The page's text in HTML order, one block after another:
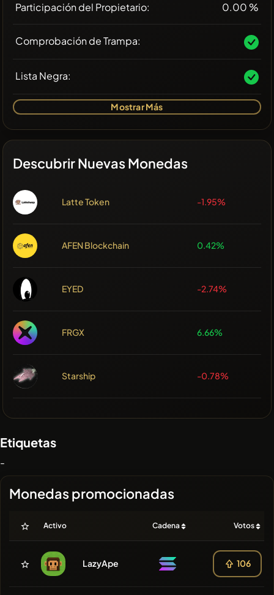
Participación del Propietario: 0.00 %
Comprobación de Trampa:
Lista Negra:
Mostrar Más
Descubrir Nuevas Monedas
Latte Token -1.95%
AFEN Blockchain 0.42%
EYED -2.74%
FRGX 6.66%
Starship -0.78%
Etiquetas
-
Monedas promocionadas
Activo Cadena Votos
LazyApe 106